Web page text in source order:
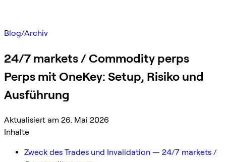
Blog/Archiv
24/7 markets / Commodity perps
Perps mit OneKey: Setup, Risiko und
Ausführung
Aktualisiert am 26. Mai 2026
Inhalte
Zweck des Trades und Invalidation — 24/7 markets /